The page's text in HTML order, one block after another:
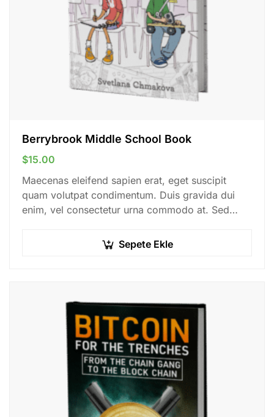
Berrybrook Middle School Book
$15.00
Maecenas eleifend sapien erat, eget suscipit
quam volutpat condimentum. Duis gravida dui
enim, vel consectetur urna commodo at. Sed
Sepete Ekle